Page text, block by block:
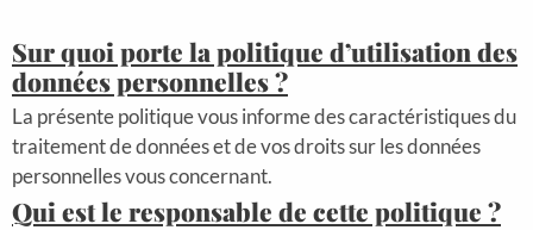
Sur quoi porte la politique d’utilisation des
données personnelles ?
La présente politique vous informe des caractéristiques du
traitement de données et de vos droits sur les données
personnelles vous concernant.
Qui est le responsable de cette politique ?